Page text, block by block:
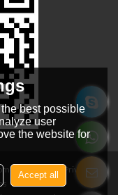
Noticia Privada
best possible
user
the website for
Accept all